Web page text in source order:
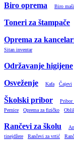
Biro oprema Biro
Toneri za štampače
Oprema za
Sitan inventar
Održavanje higijene
Osveženje Kafa Čajevi
Školski pribor Pribor
Pernice
Oprema za fizičko
Rančevi za školu
tinejdžere
Rančevi za vrtić